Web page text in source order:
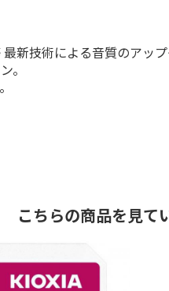
新技術による音質のアップ
。
こちらの商品を見て